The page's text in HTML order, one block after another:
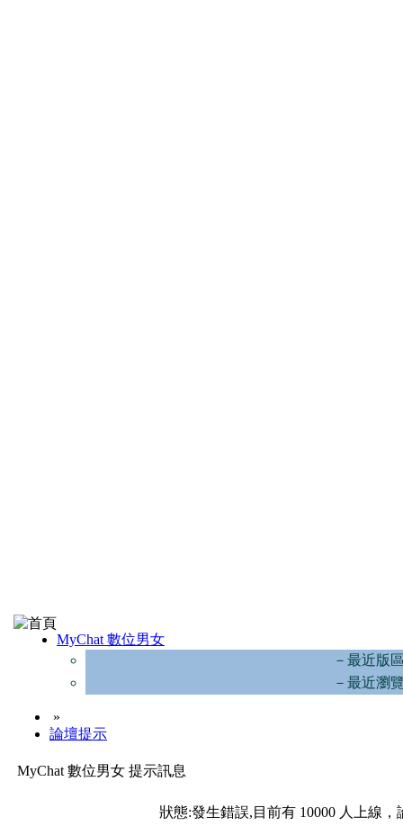
MyChat 數位男女
－最近版
－最近瀏
»
論壇提示
MyChat 數位男女 提示訊息
狀態:發生錯誤,目前有 10000 人上線